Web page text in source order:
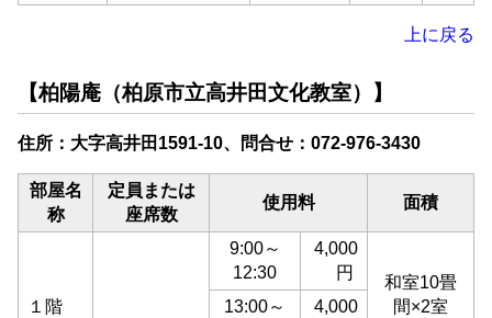
上に戻る
【柏陽庵（柏原市立高井田文化教室）】
住所：大字高井田1591-10、問合せ：072-976-3430
部屋名
称
定員または
座席数
使用料 面積
１階
9:00～
12:30
4,000
円
和室10畳
間×2室
13:00～ 4,000